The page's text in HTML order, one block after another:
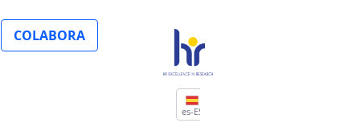
COLABORA
es-ES